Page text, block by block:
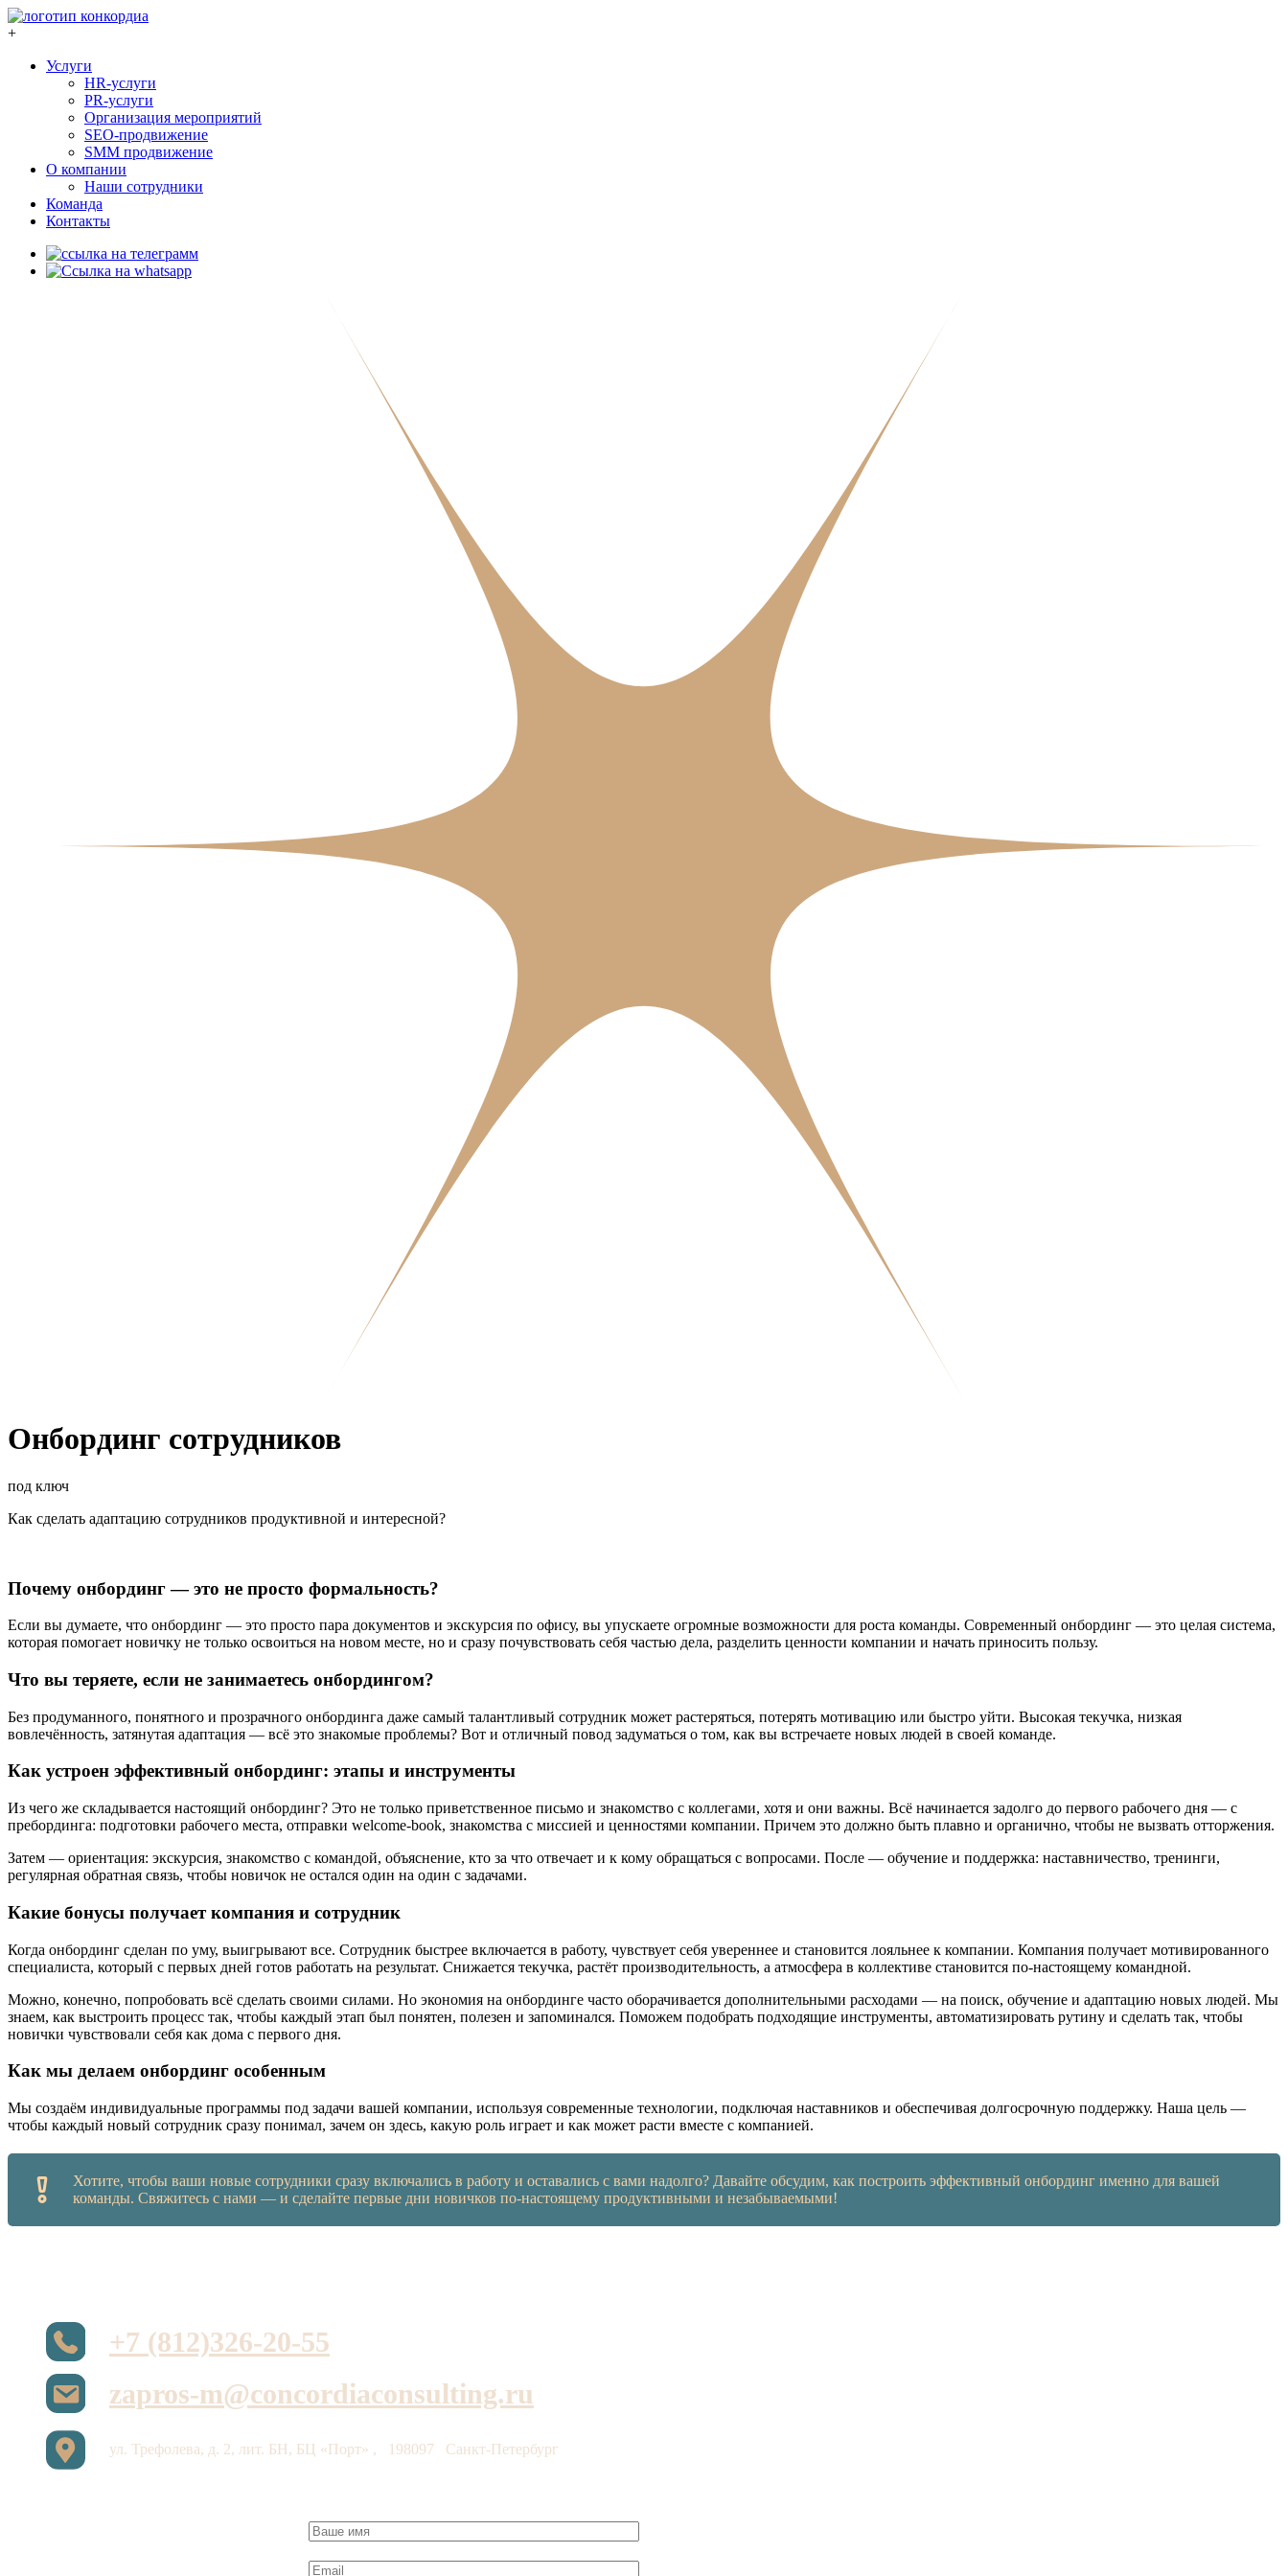
+
Услуги
HR-услуги
PR-услуги
Организация мероприятий
SEO-продвижение
SMM продвижение
О компании
Наши сотрудники
Команда
Контакты
Онбординг сотрудников
под ключ
Как сделать адаптацию сотрудников продуктивной и интересной?
Почему онбординг — это не просто формальность?
Если вы думаете, что онбординг — это просто пара документов и экскурсия по офису, вы упускаете огромные возможности для роста команды. Современный онбординг — это целая система,
которая помогает новичку не только освоиться на новом месте, но и сразу почувствовать себя частью дела, разделить ценности компании и начать приносить пользу.
Что вы теряете, если не занимаетесь онбордингом?
Без продуманного, понятного и прозрачного онбординга даже самый талантливый сотрудник может растеряться, потерять мотивацию или быстро уйти. Высокая текучка, низкая
вовлечённость, затянутая адаптация — всё это знакомые проблемы? Вот и отличный повод задуматься о том, как вы встречаете новых людей в своей команде.
Как устроен эффективный онбординг: этапы и инструменты
Из чего же складывается настоящий онбординг? Это не только приветственное письмо и знакомство с коллегами, хотя и они важны. Всё начинается задолго до первого рабочего дня — с
пребординга: подготовки рабочего места, отправки welcome-book, знакомства с миссией и ценностями компании. Причем это должно быть плавно и органично, чтобы не вызвать отторжения.
Затем — ориентация: экскурсия, знакомство с командой, объяснение, кто за что отвечает и к кому обращаться с вопросами. После — обучение и поддержка: наставничество, тренинги,
регулярная обратная связь, чтобы новичок не остался один на один с задачами.
Какие бонусы получает компания и сотрудник
Когда онбординг сделан по уму, выигрывают все. Сотрудник быстрее включается в работу, чувствует себя увереннее и становится лояльнее к компании. Компания получает мотивированного
специалиста, который с первых дней готов работать на результат. Снижается текучка, растёт производительность, а атмосфера в коллективе становится по-настоящему командной.
Можно, конечно, попробовать всё сделать своими силами. Но экономия на онбординге часто оборачивается дополнительными расходами — на поиск, обучение и адаптацию новых людей. Мы
знаем, как выстроить процесс так, чтобы каждый этап был понятен, полезен и запоминался. Поможем подобрать подходящие инструменты, автоматизировать рутину и сделать так, чтобы
новички чувствовали себя как дома с первого дня.
Как мы делаем онбординг особенным
Мы создаём индивидуальные программы под задачи вашей компании, используя современные технологии, подключая наставников и обеспечивая долгосрочную поддержку. Наша цель —
чтобы каждый новый сотрудник сразу понимал, зачем он здесь, какую роль играет и как может расти вместе с компанией.
Хотите, чтобы ваши новые сотрудники сразу включались в работу и оставались с вами надолго? Давайте обсудим, как построить эффективный онбординг именно для вашей
команды. Свяжитесь с нами — и сделайте первые дни новичков по-настоящему продуктивными и незабываемыми!
+7 (812)326-20-55
zapros-m@concordiaconsulting.ru
ул. Трефолева, д. 2, лит. БН, БЦ «Порт» , 198097 Санкт-Петербург